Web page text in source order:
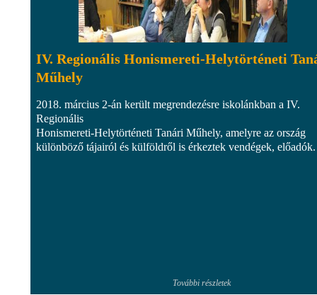
IV. Regionális Honismereti-Helytörténeti
Műhely
2018. március 2-án került megrendezésre iskolánkban a IV.
Regionális
Honismereti-Helytörténeti Tanári Műhely, amelyre az ország
különböző tájairól és külföldről is érkeztek vendégek, előadók.
További részletek